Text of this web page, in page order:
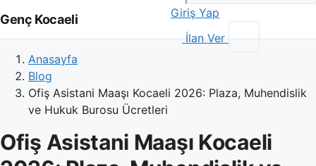
Genç Kocaeli
Giriş Yap
İlan Ver
Anasayfa
Blog
Ofiş Asistani Maaşı Kocaeli 2026: Plaza, Muhendislik
ve Hukuk Burosu Ücretleri
Ofiş Asistani Maaşı Kocaeli